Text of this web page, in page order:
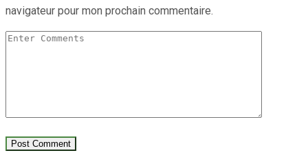
navigateur pour mon prochain commentaire.